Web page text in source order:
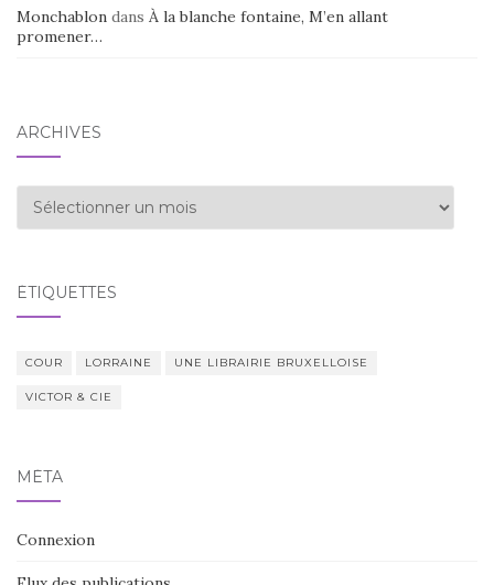
Monchablon dans À la blanche fontaine, M’en allant
promener…
ARCHIVES
Archives
ÉTIQUETTES
COUR LORRAINE UNE LIBRAIRIE BRUXELLOISE
VICTOR & CIE
MÉTA
Connexion